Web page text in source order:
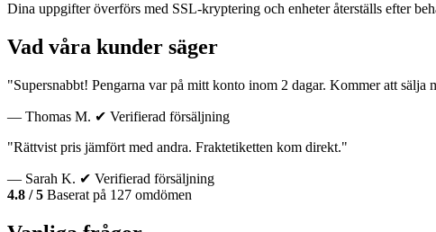
Dina uppgifter överförs med SSL-kryptering och enheter återställs efter
Vad våra kunder säger
"Supersnabbt! Pengarna var på mitt konto inom 2 dagar. Kommer att sälja
— Thomas M. ✔ Verifierad försäljning
"Rättvist pris jämfört med andra. Fraktetiketten kom direkt."
— Sarah K. ✔ Verifierad försäljning
4.8 / 5 Baserat på 127 omdömen